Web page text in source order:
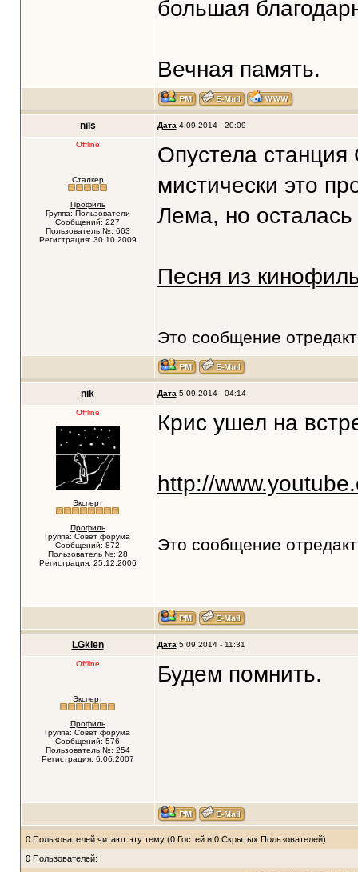
большая
Вечная память.
nils Дата 4.09.2014 - 20:09
Offline
Сталкер
Профиль
Группа: Пользователи
Сообщений: 227
Пользователь №: 663
Регистрация: 30.10.2009
Опустела
мистически это
Лема, но
Песня из
Это сообщение
nik Дата 5.09.2014 - 04:14
Offline
Эксперт
Профиль
Группа: Совет форума
Сообщений: 872
Пользователь №: 28
Регистрация: 25.12.2006
Крис ушел на
http://
Это сообщение
LGklen Дата 5.09.2014 - 11:31
Offline
Эксперт
Профиль
Группа: Совет форума
Сообщений: 576
Пользователь №: 254
Регистрация: 6.06.2007
Будем помнить.
0 Пользователей читают эту тему (0 Гостей и 0 Скрытых Пользователей)
0 Пользователей: